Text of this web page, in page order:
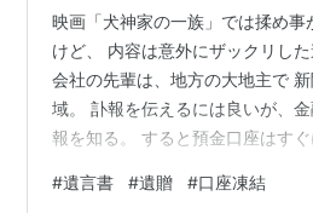
映画「犬神家の一族」では揉め事
けど、 内容は意外にザックリし
会社の先輩は、地方の大地主で
域。 訃報を伝えるには良いが、
報を知る。 すると預金口座はす
係の地域ゆえ、 預貯金が凍結する
#遺言書 #遺贈 #口座凍結